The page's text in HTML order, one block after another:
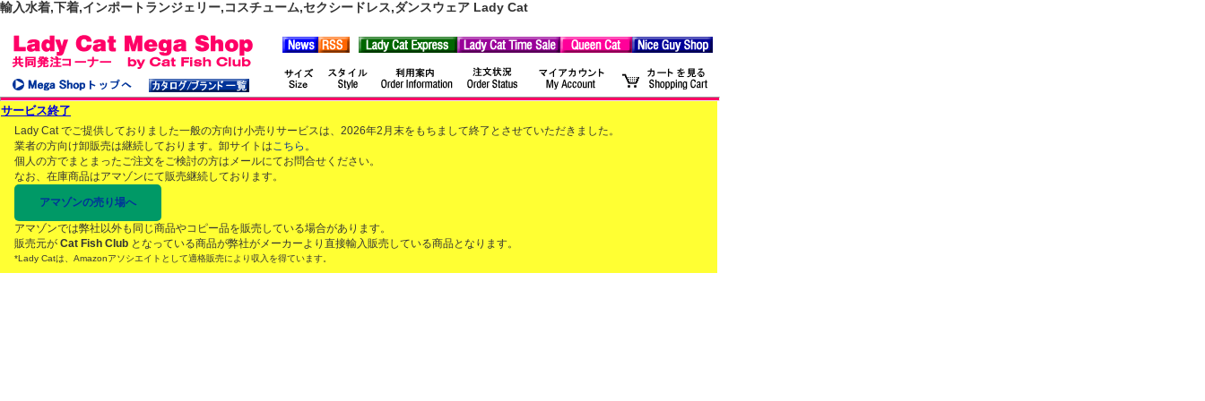
輸入水着,下着,インポートランジェリー,コスチューム,セクシードレス,ダンスウェア Lady Cat
サービス終了
Lady Cat でご提供しておりました一般の方向け小売りサービスは、2026年2月末をもちまして終了とさせていただきました。
業者の方向け卸販売は継続しております。卸サイトはこちら 。
個人の方でまとまったご注文をご検討の方はメールにてお問合せください。
なお、在庫商品はアマゾンにて販売継続しております。
アマゾンの売り場へ
アマゾンでは弊社以外も同じ商品やコピー品を販売している場合があります。
販売元が Cat Fish Club となっている商品が弊社がメーカーより直接輸入販売している商品となります。
*Lady Catは、Amazonアソシエイトとして適格販売により収入を得ています。